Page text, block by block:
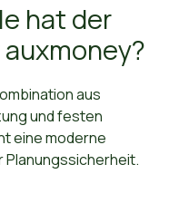
hat der
aus
und festen
eine moderne
Planungssicherheit.